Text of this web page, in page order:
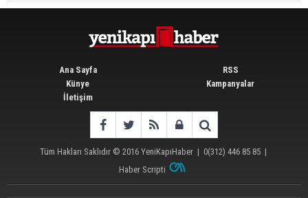
Ana Sayfa
Künye
İletişim
RSS
Kampanyalar
Tüm Hakları Saklıdır © 2016 YeniKapıHaber| 0(312) 446 85 85|
Haber Scripti